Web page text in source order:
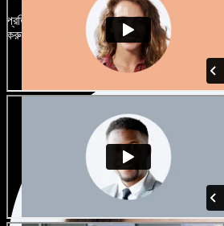
প্রতিটি প্রজেক্টকে আলাদা শোনাতে দিন। শত শত
করুন, নিজের মতো টিউন করুন।